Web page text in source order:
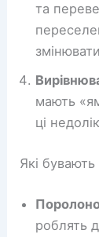
та
мають
ці
Які
роблять